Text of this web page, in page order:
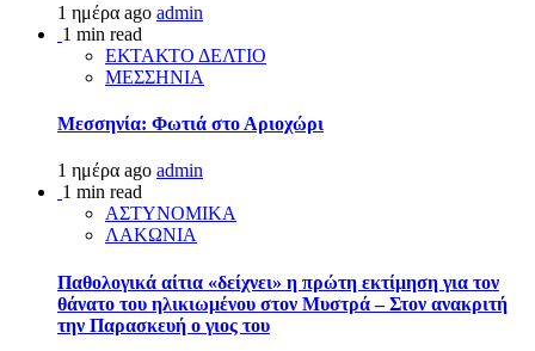
1 ημέρα ago admin
1 min read
ΕΚΤΑΚΤΟ ΔΕΛΤΙΟ
ΜΕΣΣΗΝΙΑ
Μεσσηνία: Φωτιά στο Αριοχώρι
1 ημέρα ago admin
1 min read
ΑΣΤΥΝΟΜΙΚΑ
ΛΑΚΩΝΙΑ
Παθολογικά αίτια «δείχνει» η πρώτη εκτίμηση για τον
θάνατο του ηλικιωμένου στον Μυστρά – Στον ανακριτή
την Παρασκευή ο γιος του